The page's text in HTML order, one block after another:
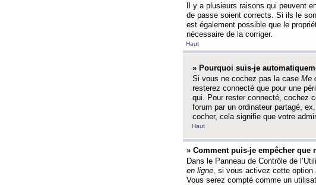
Il y a plusieurs raisons qui peuvent
de passe soient corrects. Si ils le
est également possible que le
nécessaire de la corriger.
Haut
» Pourquoi suis-je
Si vous ne cochez pas la case Me
resterez connecté que pour une
qui. Pour rester connecté, cochez
forum par un ordinateur partagé,
cocher, cela signifie que votre
Haut
» Comment puis-je empêcher
Dans le Panneau de Contrôle de
en ligne, si vous activez cette option
Vous serez compté comme un